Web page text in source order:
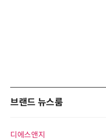
브랜드 뉴스룸
디에스앤지